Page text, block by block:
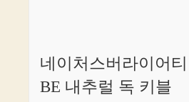
네이처스버라이어
BE 내추럴 독 키블